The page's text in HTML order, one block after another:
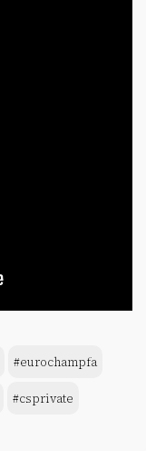
#eurochampfa
#csprivate